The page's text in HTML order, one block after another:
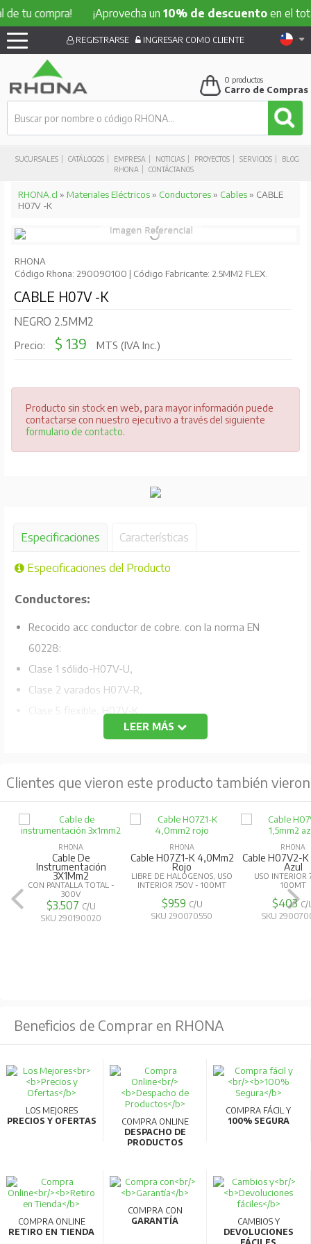
¡Aprovecha un10% de descuentoen el total de tu
SUCURSALES CATÁLOGOS EMPRESA NOTICIAS PROYECTOS SERVICIOS
BLOG
RHONA
CONTÁCTANOS
REGISTRARSE INGRESAR COMO CLIENTE
0 productos
Carro de Compras
RHONA.cl » Materiales Eléctricos» Conductores» Cables» CABLE
H07V -K
RHONA
Código Rhona: 290090100 | Código Fabricante: 2.5MM2 FLEX.
CABLE H07V -K
NEGRO 2.5MM2
Precio: $ 139 MTS (IVA Inc.)
Producto sin stock en web, para mayor información puede
contactarse con nuestro ejecutivo a través del siguiente
formulario de contacto.
Especificaciones Características
Especificaciones del Producto
Conductores:
Recocido acc conductor de cobre. con la norma EN
60228:
Clase 1 sólido-H07V-U,
Clase 2 varados H07V-R,
Clase 5 flexible, H07V-K
Aislamiento: PVC tipo TI compuesto 1
marrón o de otros colores
Instalación en superficie montada o conductos
embebidos o sistemas cerrados similares. Conveniente
para la instalación fija protegida en, o sobre, la
iluminación o para tensiones de hasta 1000 V ac o,
hasta 750 V de corriente continua a la tierra.
LEER MÁS
Clientes que vieron este producto también vieron
RHONA
Cable De
Instrumentación
3X1Mm2
CON PANTALLA TOTAL -
300V
$3.507 C/U
SKU 290190020
RHONA
Cable H07Z1-K 4,0Mm2
Rojo
LIBRE DE HALÓGENOS, USO
INTERIOR 750V - 100MT
$959 C/U
SKU 290070550
RHONA
Cable H07V2-K
Azul
USO INTERIOR
100MT
$403C/
SKU
Beneficios de Comprar en RHONA
LOS MEJORES
PRECIOS Y OFERTAS
COMPRA ONLINE
DESPACHO DE
PRODUCTOS
COMPRA FÁCIL Y
100% SEGURA
COMPRA ONLINE
RETIRO EN TIENDA
COMPRA CON
GARANTÍA
CAMBIOS Y
DEVOLUCIONES